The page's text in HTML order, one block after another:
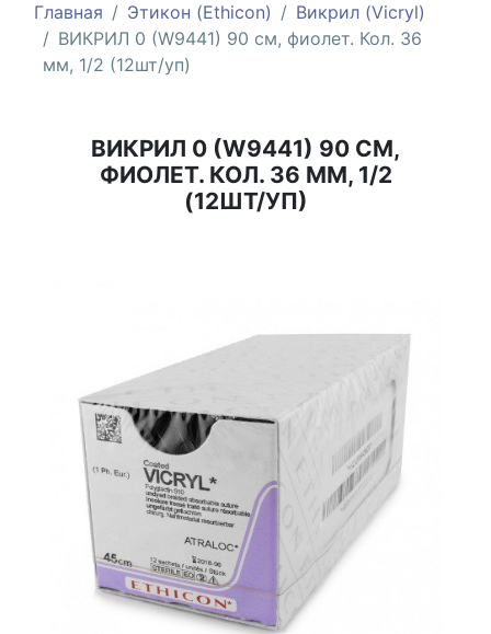
Главная Этикон (Ethicon)
Викрил (Vicryl)
ВИКРИЛ 0 (W9441) 90 см, фиолет. Кол. 36
мм, 1/2 (12шт/уп)
ВИКРИЛ 0 (W9441) 90 СМ,
ФИОЛЕТ. КОЛ. 36 ММ, 1/2
(12ШТ/УП)